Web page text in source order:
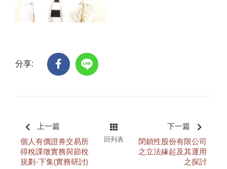
分享:
上一篇
個人有價證券交易所
得稅課徵實務與節稅
規劃-下集(實務研討)
回列表
下一篇
閉鎖性股份有限公司
之 立法緣起及其運用
之探討